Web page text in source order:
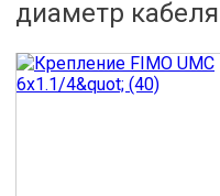
диаметр